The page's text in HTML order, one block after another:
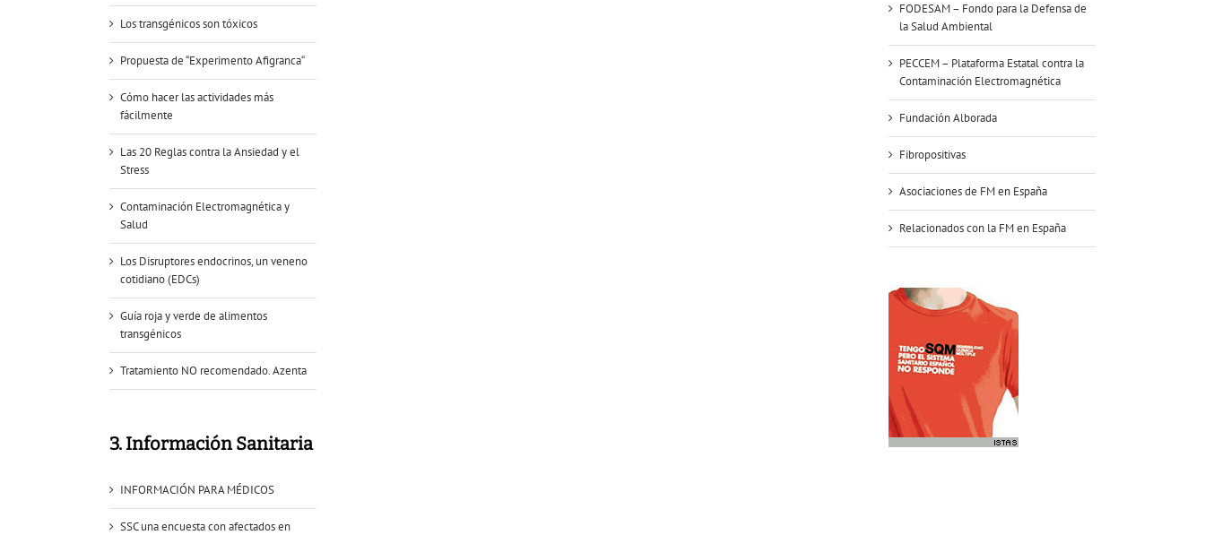
Los transgénicos son tóxicos
Propuesta de “Experimento Afigranca“
Cómo hacer las actividades más
fácilmente
Las 20 Reglas contra la Ansiedad y el
Stress
Contaminación Electromagnética y
Salud
Los Disruptores endocrinos, un veneno
cotidiano (EDCs)
Guía roja y verde de alimentos
transgénicos
Tratamiento NO recomendado. Azenta
3. Información Sanitaria
INFORMACIÓN PARA MÉDICOS
SSC una encuesta con afectados en
FODESAM – Fondo para la Defensa de
la Salud Ambiental
PECCEM – Plataforma Estatal contra la
Contaminación Electromagnética
Fundación Alborada
Fibropositivas
Asociaciones de FM en España
Relacionados con la FM en España